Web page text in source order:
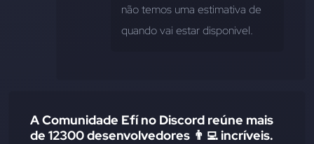
não temos uma estimativa de
quando vai estar disponivel.
A Comunidade Efí no Discord reúne mais
de 12300 desenvolvedores 👨‍💻 incríveis.